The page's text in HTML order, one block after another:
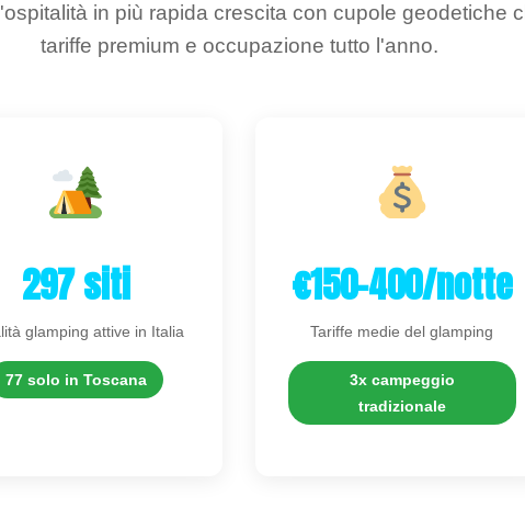
in più rapida crescita con cupole geodetiche
tariffe premium e occupazione tutto l'anno.
297 siti
glamping attive in Italia
77 solo in Toscana
€150-400/notte
Tariffe medie del glamping
3x campeggio
tradizionale